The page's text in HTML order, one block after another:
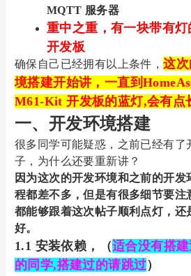
MQTT 服务器
重中之重，有一块带有
开发板
确保自己已经拥有以上条件，这
境搭建开始讲，一直到
M61-Kit 开发板的蓝灯,会有点
一、开发环境搭建
很多同学可能疑惑，之前已经有了
子，为什么还要重新讲？
因为这次的开发环境和之前的开
程都差不多，但是有很多细节要注
都能够跟着这次帖子顺利点灯，还
好。
1.1 安装依赖，（适合没有搭
的同学,搭建过的请跳过）